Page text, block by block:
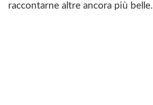
raccontarne altre ancora più belle.